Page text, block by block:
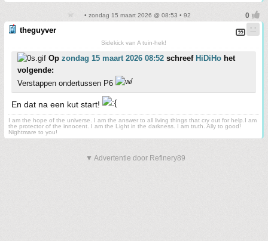
• zondag 15 maart 2026 @ 08:53 • 92
theguyver
Sidekick van A tuin-hek!
Op zondag 15 maart 2026 08:52 schreef HiDiHo het
volgende:
Verstappen ondertussen P6
En dat na een kut start!
I am the hope of the universe. I am the answer to all living things that cry out for help.I am
the protector of the innocent. I am the Light in the darkness. I am truth. Ally to good!
Nightmare to you!
▼ Advertentie door Refinery89